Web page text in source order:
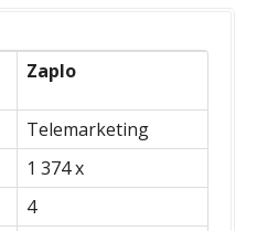
Zaplo
Telemarketing
1 374 x
4